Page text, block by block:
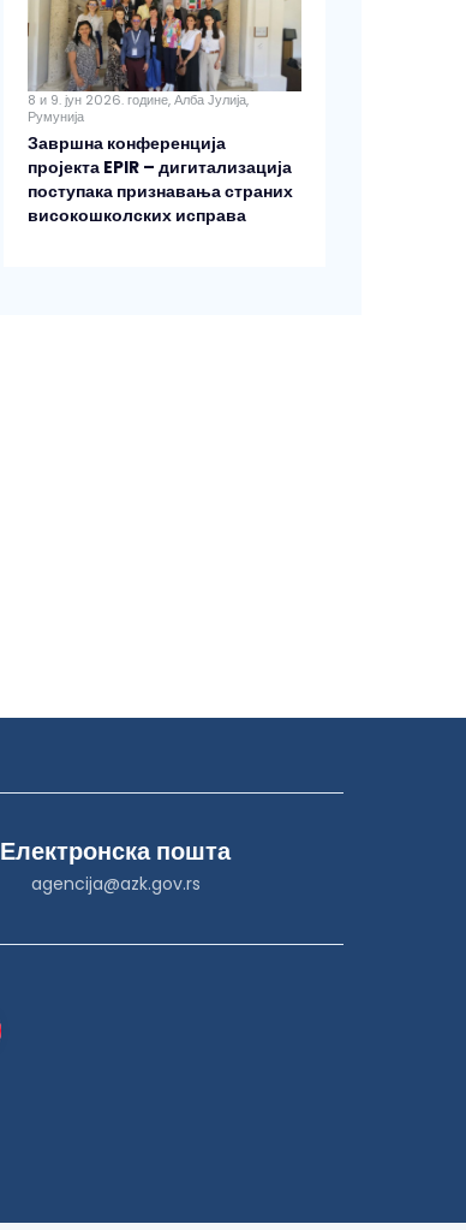
8 и 9. јун 2026. године, Алба Јулија,
Румунија
Завршна конференција
пројекта EPIR – дигитализација
поступака признавања страних
високошколских исправа
Електронска пошта
agencija@azk.gov.rs